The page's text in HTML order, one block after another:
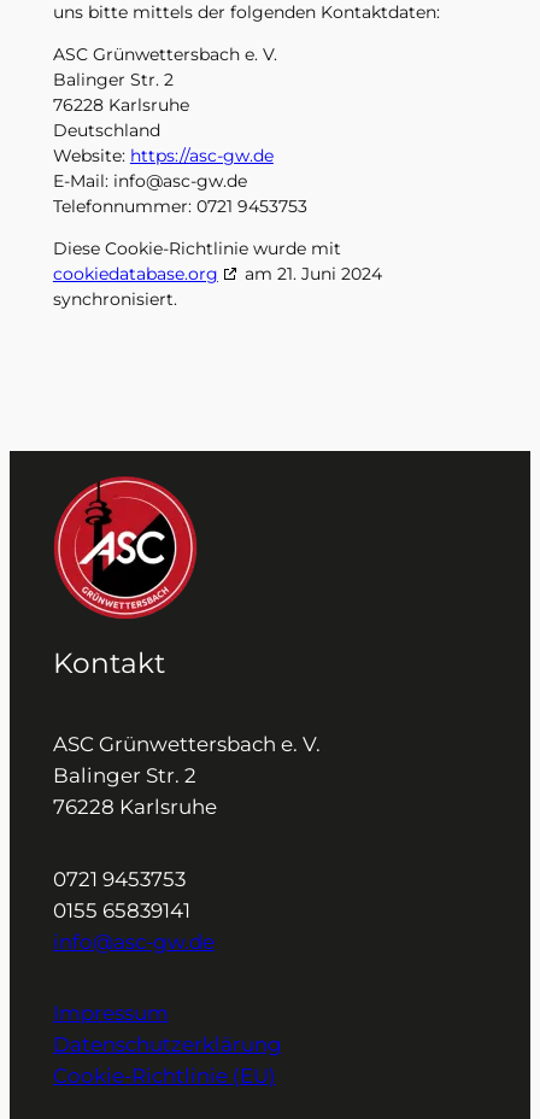
uns bitte mittels der folgenden Kontaktdaten:
ASC Grünwettersbach e. V.
Balinger Str. 2
76228 Karlsruhe
Deutschland
Website: https://asc-gw.de
E-Mail: info@asc-gw.de
Telefonnummer: 0721 9453753
Diese Cookie-Richtlinie wurde mit
cookiedatabase.org
am 21. Juni 2024
synchronisiert.
Kontakt
ASC Grünwettersbach e. V.
Balinger Str. 2
76228 Karlsruhe
0721 9453753
0155 65839141
info@asc-gw.de
Impressum
Datenschutzerklärung
Cookie-Richtlinie (EU)